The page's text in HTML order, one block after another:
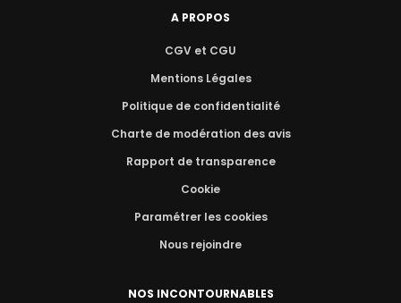
A PROPOS
CGV et CGU
Mentions Légales
Politique de confidentialité
Charte de modération des avis
Rapport de transparence
Cookie
Paramétrer les cookies
Nous rejoindre
NOS INCONTOURNABLES